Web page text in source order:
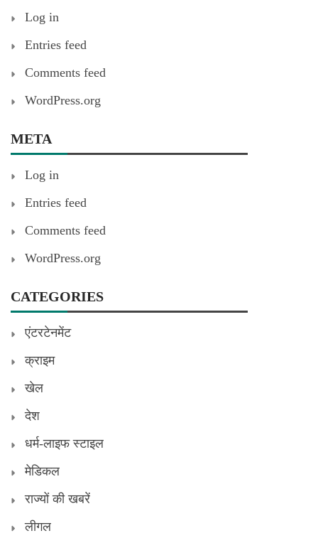
Log in
Entries feed
Comments feed
WordPress.org
META
Log in
Entries feed
Comments feed
WordPress.org
CATEGORIES
एंटरटेनमेंट
क्राइम
खेल
देश
धर्म-लाइफ स्टाइल
मेडिकल
राज्यों की खबरें
लीगल